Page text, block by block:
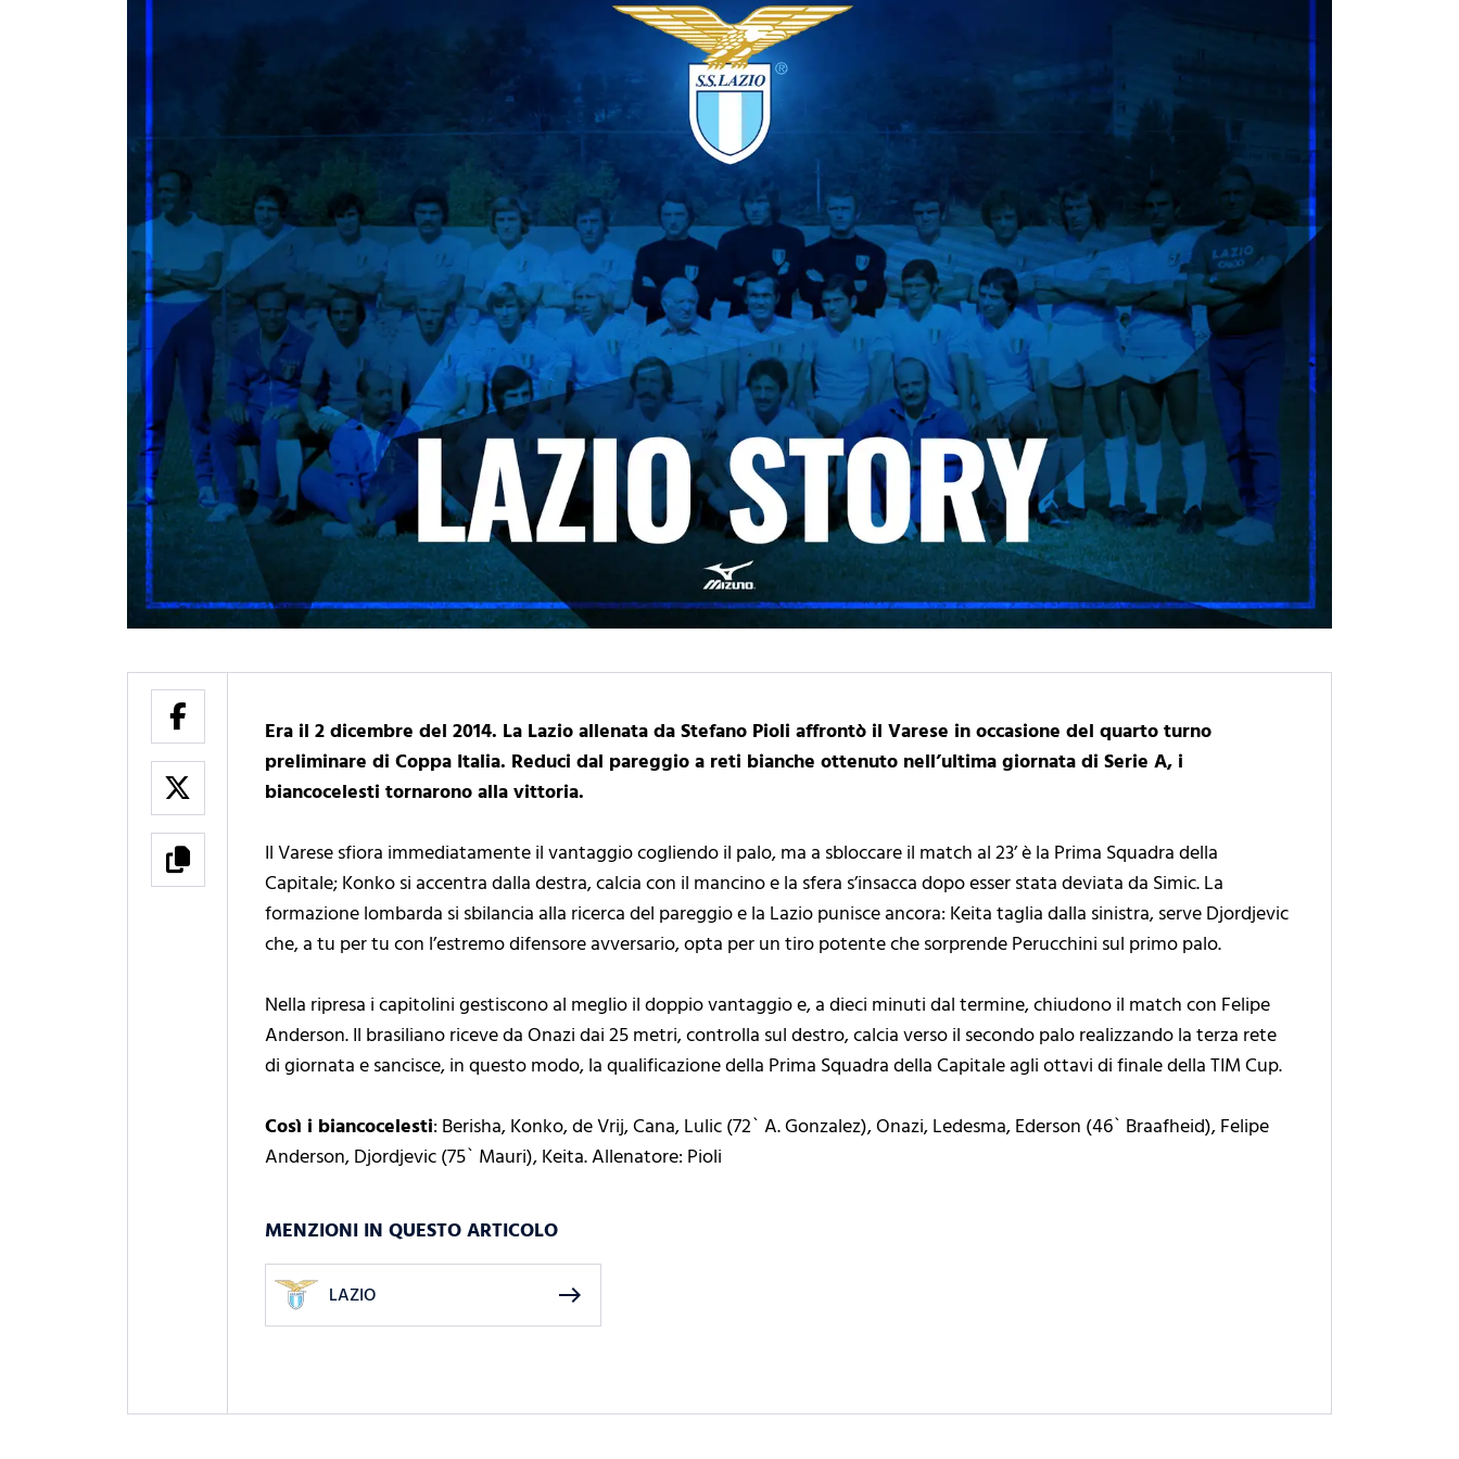
Era il 2 dicembre del 2014. La Lazio allenata da Stefano Pioli affrontò il Varese in occasione del quarto turno
preliminare di Coppa Italia. Reduci dal pareggio a reti bianche ottenuto nell’ultima giornata di Serie A, i
biancocelesti tornarono alla vittoria.
Il Varese sfiora immediatamente il vantaggio cogliendo il palo, ma a sbloccare il match al 23’ è la Prima Squadra della
Capitale; Konko si accentra dalla destra, calcia con il mancino e la sfera s’insacca dopo esser stata deviata da Simic. La
formazione lombarda si sbilancia alla ricerca del pareggio e la Lazio punisce ancora: Keita taglia dalla sinistra, serve Djordjevic
che, a tu per tu con l’estremo difensore avversario, opta per un tiro potente che sorprende Perucchini sul primo palo.
Nella ripresa i capitolini gestiscono al meglio il doppio vantaggio e, a dieci minuti dal termine, chiudono il match con Felipe
Anderson. Il brasiliano riceve da Onazi dai 25 metri, controlla sul destro, calcia verso il secondo palo realizzando la terza rete
di giornata e sancisce, in questo modo, la qualificazione della Prima Squadra della Capitale agli ottavi di finale della TIM Cup.
Così i biancocelesti: Berisha, Konko, de Vrij, Cana, Lulic (72` A. Gonzalez), Onazi, Ledesma, Ederson (46` Braafheid), Felipe
Anderson, Djordjevic (75` Mauri), Keita. Allenatore: Pioli
MENZIONI IN QUESTO ARTICOLO
LAZIO east